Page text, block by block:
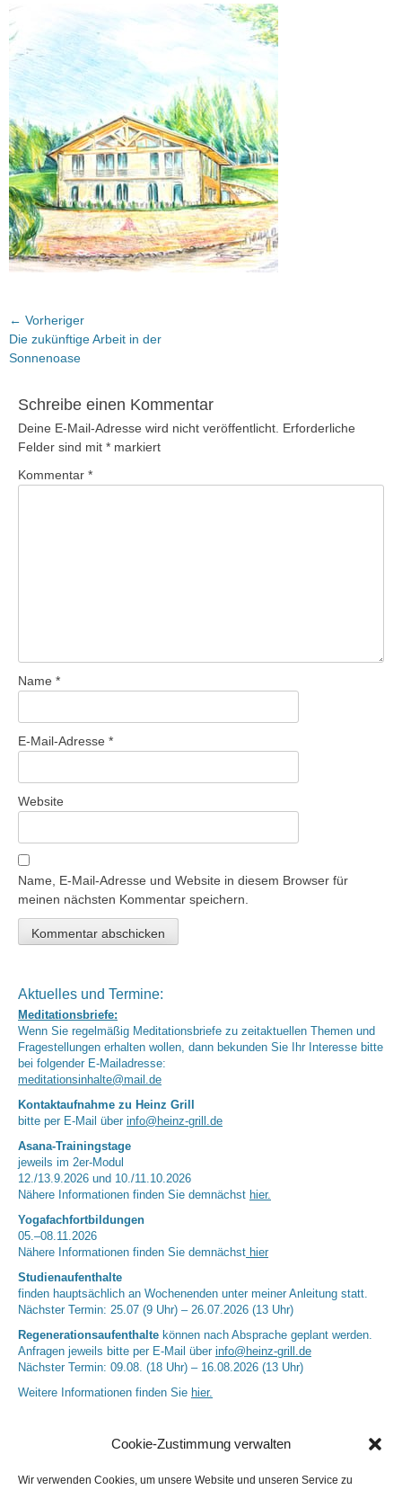
Cookie-Zustimmung verwalten
Wir verwenden Cookies, um unsere Website und unseren Service zu
on
Beitragsnavigation
← Vorheriger
Vorheriger
Beitrag:
Die zukünftige Arbeit in der
Sonnenoase
Schreibe einen Kommentar
Deine E-Mail-Adresse wird nicht veröffentlicht. Erforderliche
Felder sind mit * markiert
Kommentar *
Name *
E-Mail-Adresse *
Website
Name, E-Mail-Adresse und Website in diesem Browser für
meinen nächsten Kommentar speichern.
Aktuelles und Termine:
Meditationsbriefe:
Wenn Sie regelmäßig Meditationsbriefe zu zeitaktuellen Themen und
Fragestellungen erhalten wollen, dann bekunden Sie Ihr Interesse bitte
bei folgender E-Mailadresse:
meditationsinhalte@mail.de
Kontaktaufnahme zu Heinz Grill
bitte per E-Mail über info@heinz-grill.de
Asana-Trainingstage
jeweils im 2er-Modul
12./13.9.2026 und 10./11.10.2026
Nähere Informationen finden Sie demnächst hier.
Yogafachfortbildungen
05.–08.11.2026
Nähere Informationen finden Sie demnächst hier
Studienaufenthalte
finden hauptsächlich an Wochenenden unter meiner Anleitung statt.
Nächster Termin: 25.07 (9 Uhr) – 26.07.2026 (13 Uhr)
Regenerationsaufenthalte können nach Absprache geplant werden.
Anfragen jeweils bitte per E-Mail über info@heinz-grill.de
Nächster Termin: 09.08. (18 Uhr) – 16.08.2026 (13 Uhr)
Weitere Informationen finden Sie hier.